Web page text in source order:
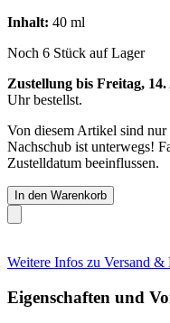
Inhalt: 40 ml
Noch 6 Stück auf Lager
Zustellung bis Freitag,
Uhrbestellst.
Von diesem Artikel sind
Nachschub ist unterwegs!
Zustelldatum beeinflussen.
In den Warenkorb
Weitere Infos zu Versand &
Eigenschaften und